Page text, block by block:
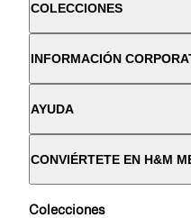
COLECCIONES
INFORMACIÓN
AYUDA
CONVIÉRTETE EN H&M
Colecciones